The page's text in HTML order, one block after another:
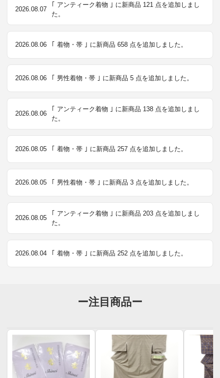
2026.08.07
｢ アンティーク着物 ｣ に新商品 121 点を追加しまし
た。
2026.08.06 ｢ 着物・帯 ｣ に新商品 658 点を追加しました。
2026.08.06 ｢ 男性着物・帯 ｣ に新商品 5 点を追加しました。
2026.08.06
｢ アンティーク着物 ｣ に新商品 138 点を追加しまし
た。
2026.08.05 ｢ 着物・帯 ｣ に新商品 257 点を追加しました。
2026.08.05 ｢ 男性着物・帯 ｣ に新商品 3 点を追加しました。
2026.08.05
｢ アンティーク着物 ｣ に新商品 203 点を追加しまし
た。
2026.08.04 ｢ 着物・帯 ｣ に新商品 252 点を追加しました。
ー注目商品ー